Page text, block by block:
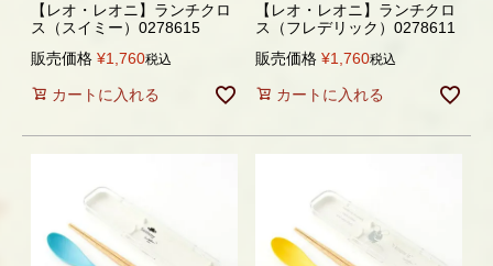
【レオ・レオニ】ランチクロ
ス（スイミー）0278615
販売価格 ¥1,760税込
カートに入れる
【レオ・レオニ】ランチクロ
ス（フレデリック）0278611
販売価格 ¥1,760税込
カートに入れる